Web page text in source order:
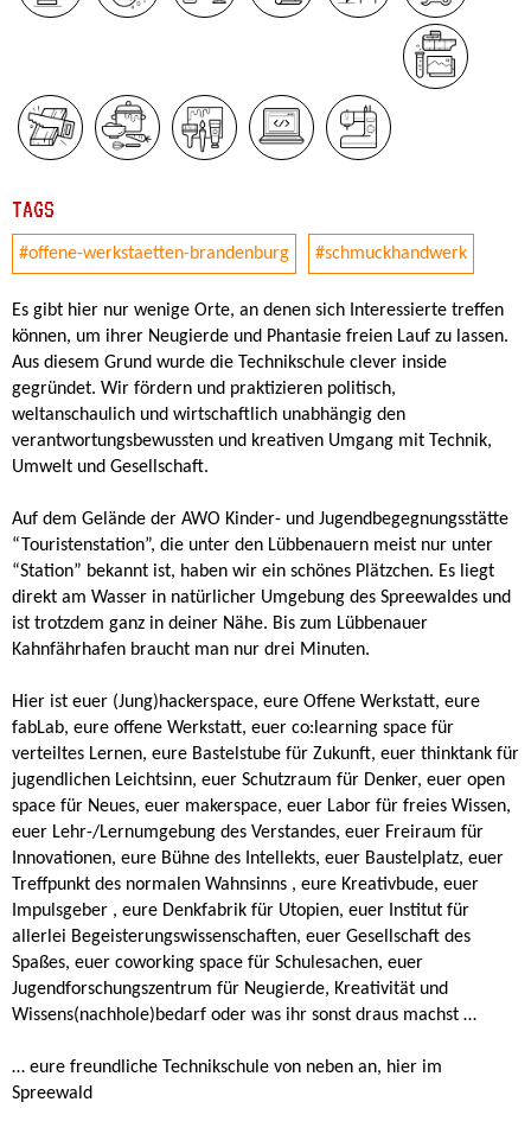
TAGS
#offene-werkstaetten-brandenburg #schmuckhandwerk
Es gibt hier nur wenige Orte, an denen sich Interessierte treffen
können, um ihrer Neugierde und Phantasie freien Lauf zu lassen.
Aus diesem Grund wurde die Technikschule clever inside
gegründet. Wir fördern und praktizieren politisch,
weltanschaulich und wirtschaftlich unabhängig den
verantwortungsbewussten und kreativen Umgang mit Technik,
Umwelt und Gesellschaft.
Auf dem Gelände der AWO Kinder- und Jugendbegegnungsstätte
“Touristenstation”, die unter den Lübbenauern meist nur unter
“Station” bekannt ist, haben wir ein schönes Plätzchen. Es liegt
direkt am Wasser in natürlicher Umgebung des Spreewaldes und
ist trotzdem ganz in deiner Nähe. Bis zum Lübbenauer
Kahnfährhafen braucht man nur drei Minuten.
Hier ist euer (Jung)hackerspace, eure Offene Werkstatt, eure
fabLab, eure offene Werkstatt, euer co:learning space für
verteiltes Lernen, eure Bastelstube für Zukunft, euer thinktank für
jugendlichen Leichtsinn, euer Schutzraum für Denker, euer open
space für Neues, euer makerspace, euer Labor für freies Wissen,
euer Lehr-/Lernumgebung des Verstandes, euer Freiraum für
Innovationen, eure Bühne des Intellekts, euer Baustelplatz, euer
Treffpunkt des normalen Wahnsinns , eure Kreativbude, euer
Impulsgeber , eure Denkfabrik für Utopien, euer Institut für
allerlei Begeisterungswissenschaften, euer Gesellschaft des
Spaßes, euer coworking space für Schulesachen, euer
Jugendforschungszentrum für Neugierde, Kreativität und
Wissens(nachhole)bedarf oder was ihr sonst draus machst …
… eure freundliche Technikschule von neben an, hier im
Spreewald